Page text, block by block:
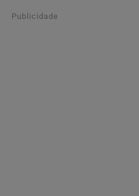
Publicidade